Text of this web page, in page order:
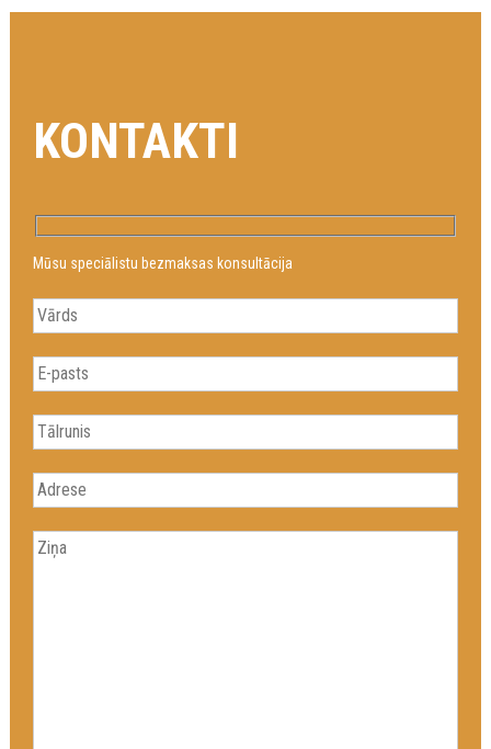
KONTAKTI
Mūsu speciālistu bezmaksas konsultācija